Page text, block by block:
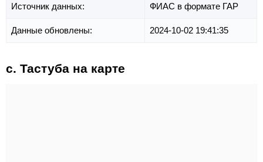
Источник данных: ФИАС в формате ГАР
Данные обновлены: 2024-10-02 19:41:35
с. Тастуба на карте